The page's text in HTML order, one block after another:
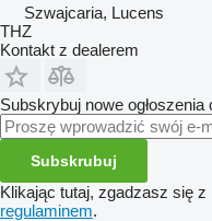
Szwajcaria, Lucens
THZ
Kontakt z dealerem
Subskrybuj nowe ogłoszenia
Subskrubuj
Klikając tutaj, zgadzasz się z
regulaminem.